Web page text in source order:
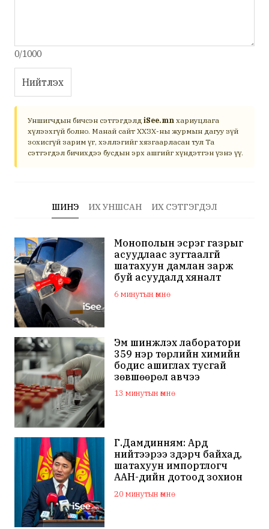
0/1000
Нийтлэх
Уншигчдын бичсэн сэтгэгдэлд iSee.mn хариуцлага
хүлээхгүй болно. Манай сайт ХХЗХ-ны журмын дагуу зүй
зохисгүй зарим үг, хэллэгийг хязгаарласан тул Та
сэтгэгдэл бичихдээ бусдын эрх ашгийг хүндэтгэн үзнэ үү.
ШИНЭ ИХ УНШСАН ИХ СЭТГЭГДЭЛ
Монополын эсрэг газрыг
асуудлаас зугтаалгүй
шатахуун дамлан зарж
буй асуудалд хяналт
тавихыг үүрэгджээ
6 минутын өмнө
Эм шинжлэх лаборатори
359 нэр төрлийн химийн
бодис ашиглах тусгай
зөвшөөрөл авчээ
13 минутын өмнө
Г.Дамдинням: Ард
нийтээрээ зүдэрч байхад,
шатахуун импортлогч
ААН-үүдийн дотоод зохион
сайжруулаач
20 минутын өмнө